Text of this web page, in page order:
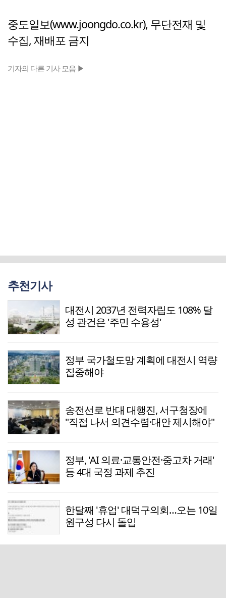
중도일보(www.joongdo.co.kr), 무단전재 및
수집, 재배포 금지
기자의 다른 기사 모음 ▶
추천기사
대전시 2037년 전력자립도 108% 달
성 관건은 '주민 수용성'
정부 국가철도망 계획에 대전시 역량
집중해야
송전선로 반대 대행진, 서구청장에
"직접 나서 의견수렴·대안 제시해야"
정부, 'AI 의료·교통안전·중고차 거래'
등 4대 국정 과제 추진
한달째 '휴업' 대덕구의회…오는 10일
원구성 다시 돌입